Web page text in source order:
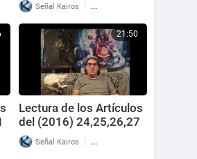
Señal Kairos | 41 Reproducciones
21:50
Lectura de los Artículos
del (2016) 24,25,26,27
Señal Kairos | 33 Reproducciones